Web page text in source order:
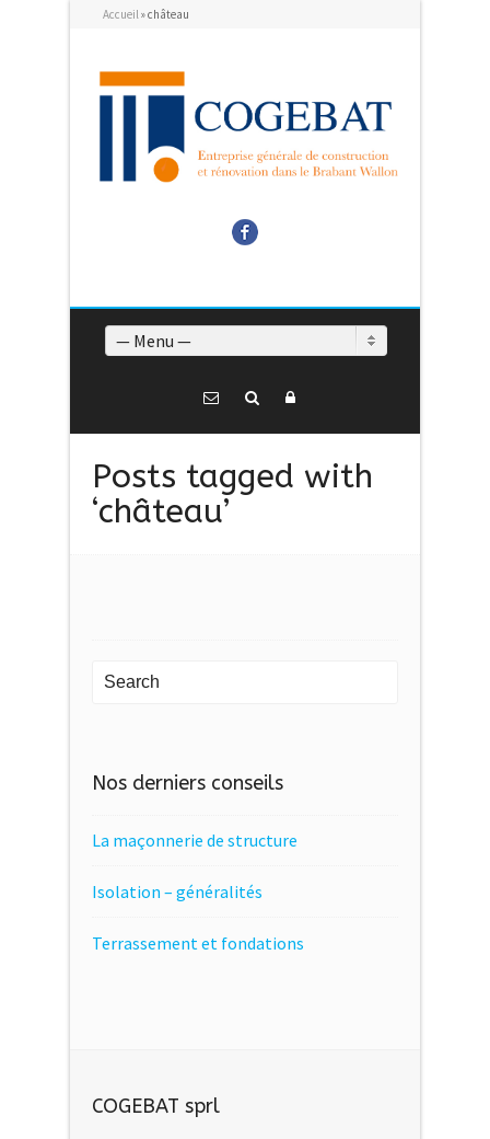
Accueil»château
— Menu —
Posts tagged with
‘château’
Nos derniers conseils
La maçonnerie de structure
Isolation – généralités
Terrassement et fondations
COGEBAT sprl